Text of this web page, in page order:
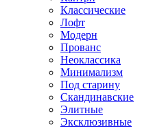
Классические
Лофт
Модерн
Прованс
Неоклассика
Минимализм
Под старину
Скандинавские
Элитные
Эксклюзивные